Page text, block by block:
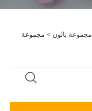
مجموعة بالون > مجموعة